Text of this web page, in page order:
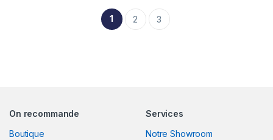
1 2 3
On recommande
Boutique
Services
Notre Showroom